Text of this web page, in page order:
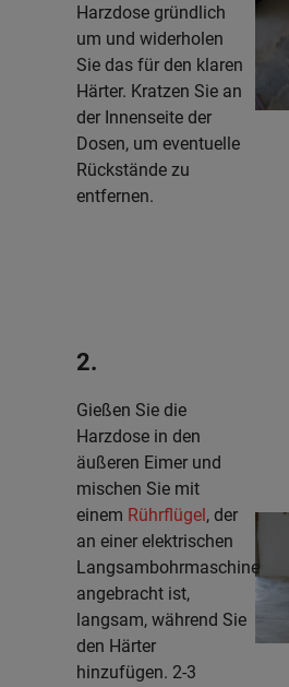
Harzdose gründlich
um und widerholen
Sie das für den klaren
Härter. Kratzen Sie an
der Innenseite der
Dosen, um eventuelle
Rückstände zu
entfernen.
2.
Gießen Sie die
Harzdose in den
äußeren Eimer und
mischen Sie mit
einem Rührflügel , der
an einer elektrischen
Langsambohrmaschine
angebracht ist,
langsam, während Sie
den Härter
hinzufügen. 2-3